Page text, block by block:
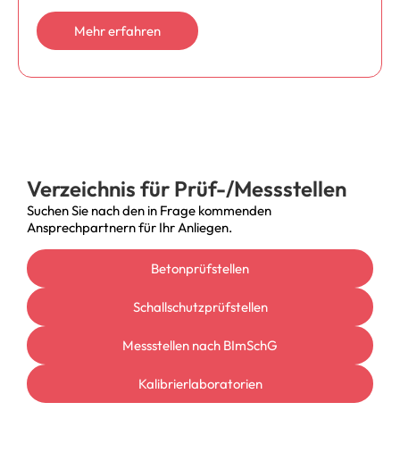
Mehr erfahren
Verzeichnis für Prüf-/Messstellen
Suchen Sie nach den in Frage kommenden
Ansprechpartnern für Ihr Anliegen.
Betonprüfstellen
Schallschutz­prüfstellen
Messstellen nach BImSchG
Kalibrier­laboratorien